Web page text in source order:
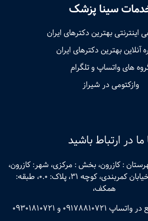
سینا پزشک
بهترین دکترهای ایران
آنلاین بهترین دکترهای ایران
های واتساپ و تلگرام
وازکتومی در شیراز
ما در ارتباط باشید
: کازرون، بخش : مرکزی، شهر: کازرون،
محله: مصلی، خیابان کمربندی، کوچه 31، پلاک: 0.0، طبقه:
همکف،
در واتساپ 09178810721 و 09301810721